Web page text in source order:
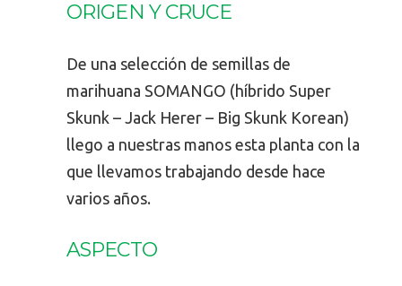
ORIGEN Y CRUCE
De una selección de semillas de
marihuana SOMANGO (híbrido Super
Skunk – Jack Herer – Big Skunk Korean)
llego a nuestras manos esta planta con la
que llevamos trabajando desde hace
varios años.
ASPECTO